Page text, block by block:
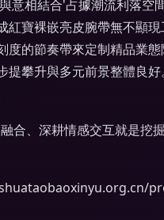
意相結合'占據潮流利落
寶裸嵌亮皮腕帶無不顯
的節奏帶來定制精品業
提攀升與多元前景整體良
合、深耕情感交互就是挖